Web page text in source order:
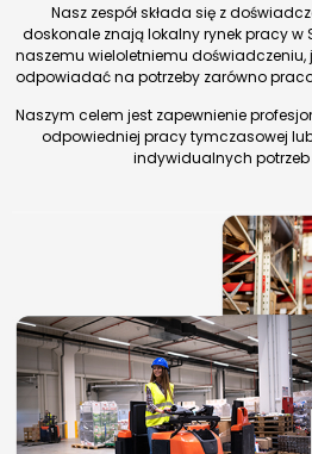
Nasz zespół składa się z
doskonale znają lokalny rynek pracy w
naszemu wieloletniemu doświadczeniu,
odpowiadać na potrzeby zarówno
Naszym celem jest zapewnienie
odpowiedniej pracy tymczasowej
indywidualnych potrzeb